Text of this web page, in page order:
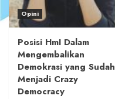
Opini
Posisi HmI Dalam
Mengembalikan
Demokrasi yang Sudah
Menjadi Crazy
Democracy